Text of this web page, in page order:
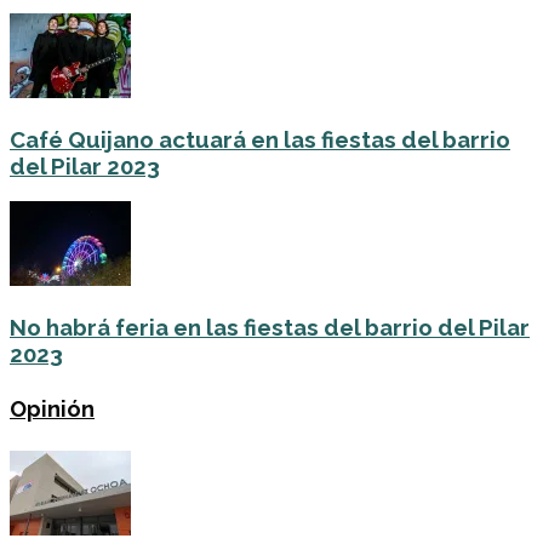
Café Quijano actuará en las fiestas del barrio
del Pilar 2023
No habrá feria en las fiestas del barrio del Pilar
2023
Opinión